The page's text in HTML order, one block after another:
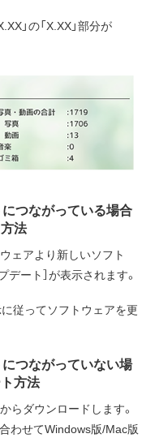
」の「X.XX」部分が
につながっている場合
法
ェアより新しいソフト
ート］が表示されます。
従ってソフトウェアを更
につながっていない場
方法
らダウンロードします。
わせてWindows版/Mac版